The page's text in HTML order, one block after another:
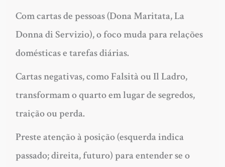
Com cartas de pessoas (Dona Maritata, La
Donna di Servizio), o foco muda para relações
domésticas e tarefas diárias.
Cartas negativas, como Falsità ou Il Ladro,
transformam o quarto em lugar de segredos,
traição ou perda.
Preste atenção à posição (esquerda indica
passado; direita, futuro) para entender se o